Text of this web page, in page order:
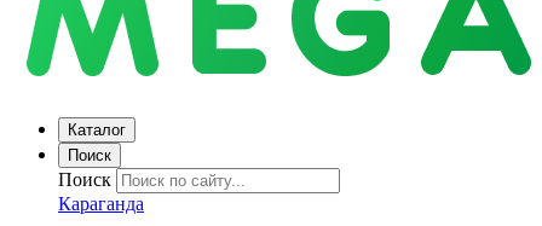
Каталог
Поиск
Поиск
Караганда